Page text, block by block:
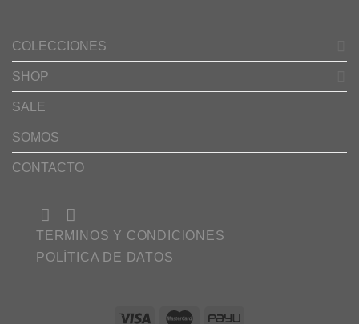
COLECCIONES
SHOP
SALE
SOMOS
CONTACTO
TERMINOS Y CONDICIONES
POLÍTICA DE DATOS